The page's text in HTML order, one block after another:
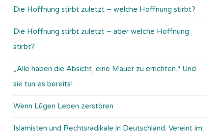
Die Hoffnung stirbt zuletzt – welche Hoffnung stirbt?
Die Hoffnung stirbt zuletzt – aber welche Hoffnung
stirbt?
„Alle haben die Absicht, eine Mauer zu errichten.“ Und
sie tun es bereits!
Wenn Lügen Leben zerstören
Islamisten und Rechtsradikale in Deutschland: Vereint im